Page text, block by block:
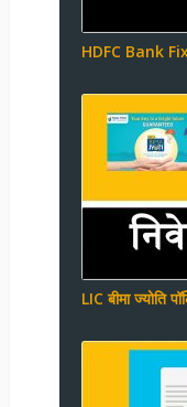
HDFC Bank
LIC बीमा ज्योति